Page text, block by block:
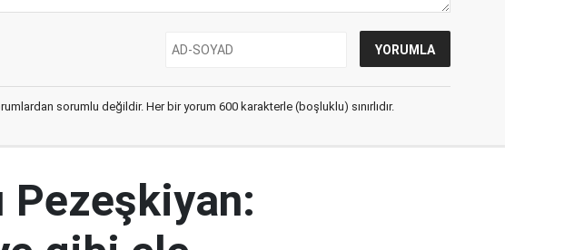
sorumlu değildir. Her bir yorum 600 karakterle (boşluklu) sınırlıdır.
Pezeşkiyan: